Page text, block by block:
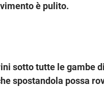
è pulito.
sotto tutte le gambe
spostandola possa